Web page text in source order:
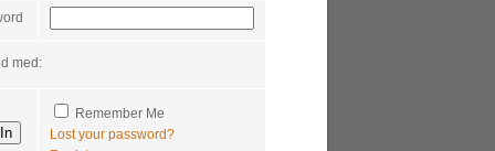
med:
Remember Me
Lost your password?